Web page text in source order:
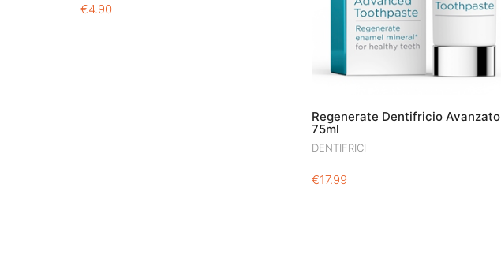
€4.90
Regenerate Dentifricio Avanzato
75ml
DENTIFRICI
€17.99